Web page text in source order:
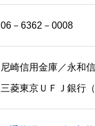
06－6362－0008
尼崎信用金庫／永和
三菱東京ＵＦＪ銀行（